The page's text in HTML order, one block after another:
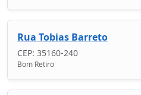
Rua Tobias Barreto
CEP: 35160-240
Bom Retiro